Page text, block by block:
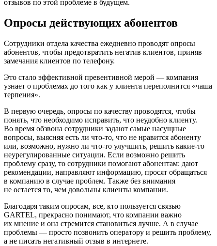
отзывов по этой проблеме в будущем.
Опросы действующих абонентов
Сотрудники отдела качества ежедневно проводят опросы
абонентов, чтобы предотвратить негатив клиентов, приняв
замечания клиентов по телефону.
Это стало эффективной превентивной мерой — компания
узнает о проблемах до того как у клиента переполнится «чаша
терпения».
В первую очередь, опросы по качеству проводятся, чтобы
понять, что необходимо исправить, что неудобно клиенту.
Во время обзвона сотрудники задают самые насущные
вопросы, выясняя есть ли что-то, что не нравится абоненту
или, возможно, нужно ли что-то улучшить, решить какие-то
неурегулированные ситуации. Если возможно решить
проблему сразу, то сотрудники помогают абонентам: дают
рекомендации, направляют информацию, просят обращаться
в компанию в случае проблем. Также без внимания
не остается то, чем довольны клиенты компании.
Благодаря таким опросам, все, кто пользуется связью
GARTEL, прекрасно понимают, что компании важно
их мнение и она стремится становиться лучше. А в случае
проблемы — просто позвонить оператору и решить проблему,
а не писать негативный отзыв в интернете.